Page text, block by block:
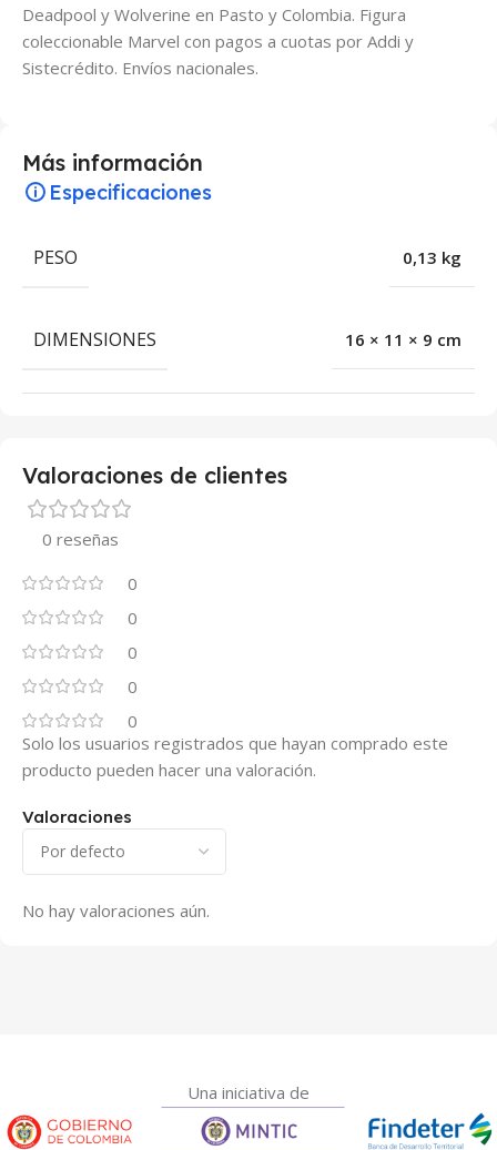
Deadpool y Wolverine en Pasto y Colombia. Figura
coleccionable Marvel con pagos a cuotas por Addi y
Sistecrédito. Envíos nacionales.
Más información
Especificaciones
PESO 0,13 kg
DIMENSIONES 16 × 11 × 9 cm
Valoraciones de clientes
0 reseñas
0
0
0
0
0
Valoraciones
No hay valoraciones aún.
Solo los usuarios registrados que hayan comprado este
producto pueden hacer una valoración.
Una iniciativa de